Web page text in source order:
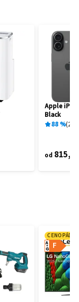
Apple
Black
88% 27
od
CENOPÁD
F
A
G